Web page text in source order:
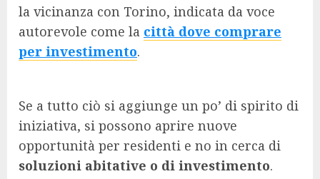
la vicinanza con Torino, indicata da voce
autorevole come la città dove comprare
per investimento.
Se a tutto ciò si aggiunge un po’ di spirito di
iniziativa, si possono aprire nuove
opportunità per residenti e no in cerca di
soluzioni abitative o di investimento.